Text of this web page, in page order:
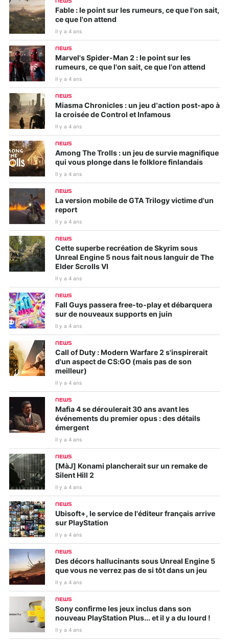
Fable : le point sur les rumeurs, ce que l'on sait,
ce que l'on attend
Il y a 4 ans
NEWS
Marvel's Spider-Man 2 : le point sur les
rumeurs, ce que l'on sait, ce que l'on attend
Il y a 4 ans
NEWS
Miasma Chronicles : un jeu d’action post-apo à
la croisée de Control et Infamous
Il y a 4 ans
NEWS
Among The Trolls : un jeu de survie magnifique
qui vous plonge dans le folklore finlandais
Il y a 4 ans
NEWS
La version mobile de GTA Trilogy victime d'un
report
Il y a 4 ans
NEWS
Cette superbe recréation de Skyrim sous
Unreal Engine 5 nous fait nous languir de The
Elder Scrolls VI
Il y a 4 ans
NEWS
Fall Guys passera free-to-play et débarquera
sur de nouveaux supports en juin
Il y a 4 ans
NEWS
Call of Duty : Modern Warfare 2 s'inspirerait
d'un aspect de CS:GO (mais pas de son
meilleur)
Il y a 4 ans
NEWS
Mafia 4 se déroulerait 30 ans avant les
événements du premier opus : des détails
émergent
Il y a 4 ans
NEWS
[MàJ] Konami plancherait sur un remake de
Silent Hill 2
Il y a 4 ans
NEWS
Ubisoft+, le service de l'éditeur français arrive
sur PlayStation
Il y a 4 ans
NEWS
Des décors hallucinants sous Unreal Engine 5
que vous ne verrez pas de si tôt dans un jeu
Il y a 4 ans
NEWS
Sony confirme les jeux inclus dans son
nouveau PlayStation Plus... et il y a du lourd !
Il y a 4 ans